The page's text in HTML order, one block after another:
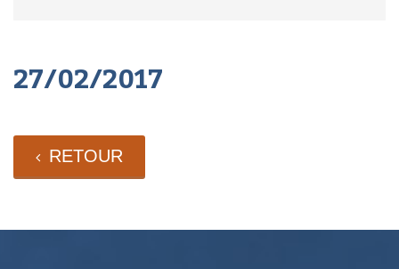
27/02/2017
RETOUR